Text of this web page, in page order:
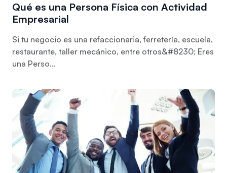
Qué es una Persona Física con Actividad
Empresarial
Si tu negocio es una refaccionaria, ferretería, escuela,
restaurante, taller mecánico, entre otros&#8230; Eres
una Perso...